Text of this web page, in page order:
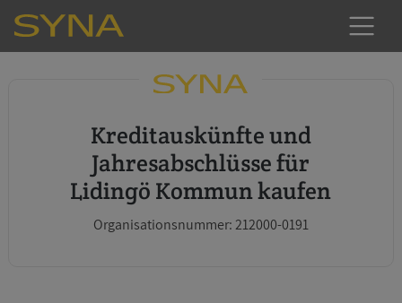
Kreditauskünfte und
Jahresabschlüsse für
Lidingö Kommun kaufen
Organisationsnummer: 212000-0191